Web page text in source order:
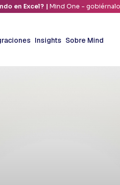
en Excel? |Mind One -
Insights Sobre Mind